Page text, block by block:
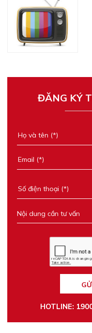
ĐĂNG KÝ
HOTLINE: